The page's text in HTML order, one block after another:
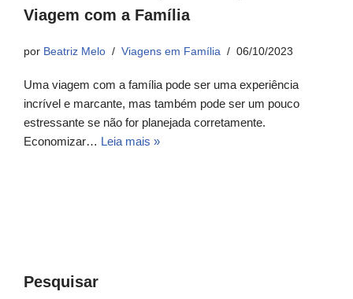
Viagem com a Família
por Beatriz Melo Viagens em Família 06/10/2023
Uma viagem com a família pode ser uma experiência
incrível e marcante, mas também pode ser um pouco
estressante se não for planejada corretamente.
Economizar… Leia mais »
Pesquisar